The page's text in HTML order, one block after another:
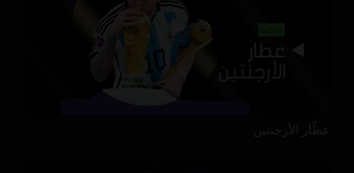
عطّار الأرجنتين